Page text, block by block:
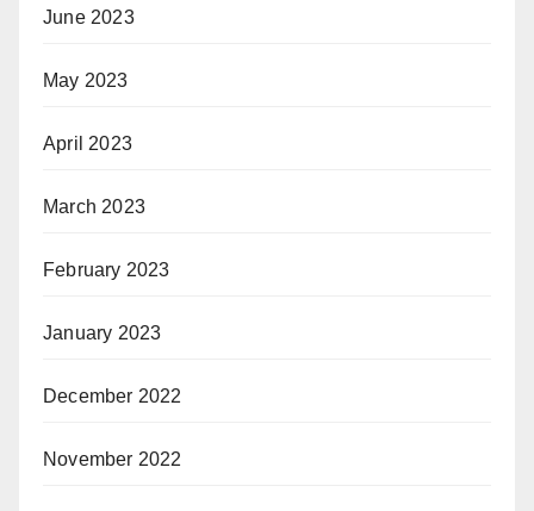
June 2023
May 2023
April 2023
March 2023
February 2023
January 2023
December 2022
November 2022